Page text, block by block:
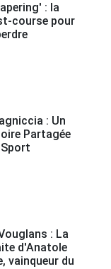
: la
course pour
: Un
Partagée
: La
d'Anatole
vainqueur du